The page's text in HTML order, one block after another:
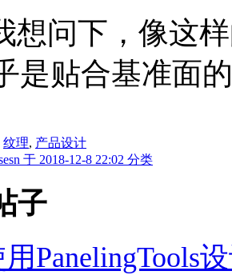
想问下，像这
是贴合基准面
纹理, 产品设计
于 2018-12-8 22:02 分类
子
PanelingTools